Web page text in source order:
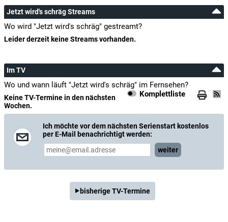
Jetzt wird's schräg Streams
Wo wird "Jetzt wird's schräg" gestreamt?
Leider derzeit keine Streams vorhanden.
Im TV
Wo und wann läuft "Jetzt wird's schräg" im Fernsehen?
Komplettliste
Keine TV-Termine in den nächsten
Wochen.
Ich möchte vor dem nächsten Serienstart kostenlos
per E-Mail benachrichtigt werden:
weiter
bisherige TV-Termine